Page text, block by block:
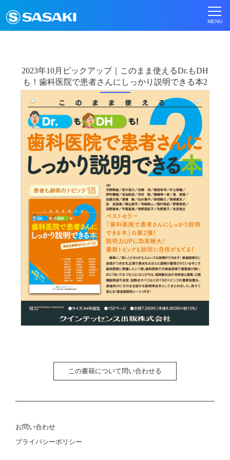
2023年10月ピックアップ｜このまま使えるDr.もDH
も！歯科医院で患者さんにしっかり説明できる本2
この書籍について問い合わせる
お問い合わせ
プライバシーポリシー